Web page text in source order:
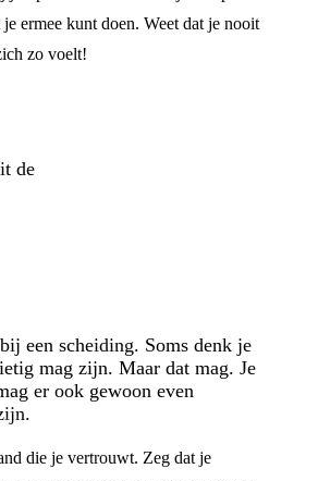
ermee kunt doen. Weet dat je nooit
zo voelt!
de
een scheiding. Soms denk je
mag zijn. Maar dat mag. Je
er ook gewoon even
die je vertrouwt. Zeg dat je